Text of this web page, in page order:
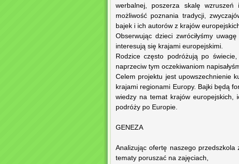
werbalnej, poszerza skalę wzruszeń
możliwość poznania tradycji,
bajek i ich autorów z krajów
Obserwując dzieci zwróciłyśmy
interesują się krajami europejskimi.
Rodzice często podróżują po
naprzeciw tym oczekiwaniom
Celem projektu jest upowszechnienie
krajami regionami Europy. Bajki będą
wiedzy na temat krajów europejskich,
podróży po Europie.
GENEZA
Analizując ofertę naszego przedszkola
tematy poruszać na zajęciach,